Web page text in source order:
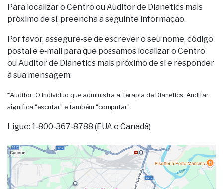
Para localizar o Centro ou Auditor de Dianetics mais
próximo de si, preencha a seguinte informação.
Por favor, assegure‑se de escrever o seu nome, código
postal e e‑mail para que possamos localizar o Centro
ou Auditor de Dianetics mais próximo de si e responder
à sua mensagem.
*Auditor: O indivíduo que administra a Terapia de Dianetics. Auditar
significa “escutar” e também “computar”.
Ligue: 1‑800‑367‑8788 (EUA e Canadá)